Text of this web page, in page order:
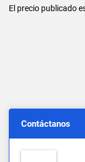
El precio publicado
Contáctanos